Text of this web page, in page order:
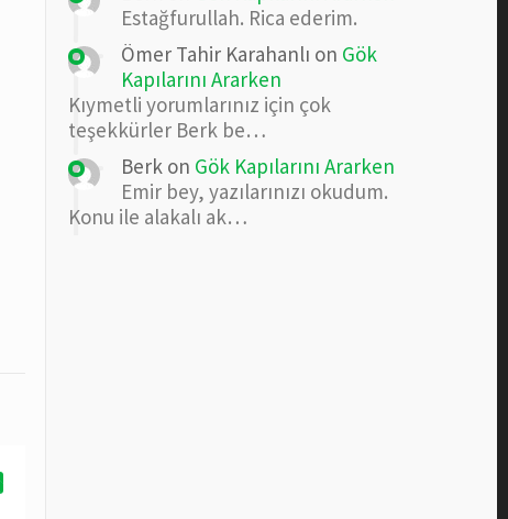
Estağfurullah. Rica ederim.
Ömer Tahir Karahanlı on Gök
Kapılarını Ararken
Kıymetli yorumlarınız için çok
teşekkürler Berk be…
Berk on Gök Kapılarını Ararken
Emir bey, yazılarınızı okudum.
Konu ile alakalı ak…